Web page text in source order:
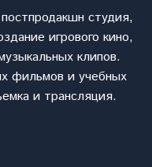
студия,
игрового кино,
клипов.
фильмов и учебных
и трансляция.